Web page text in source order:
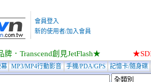
會員登入
新的使用者/加入會員
．Transcend創見JetFlash★
MP3/MP4行動影音 手機/PDA/GPS 記憶卡/隨身碟